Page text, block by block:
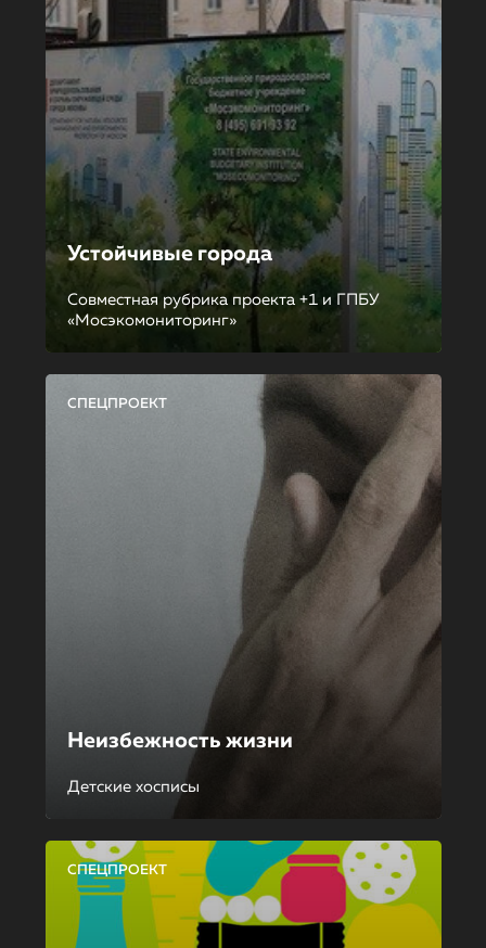
Устойчивые города
Совместная рубрика проекта +1 и ГПБУ
«Мосэкомониторинг»
СПЕЦПРОЕКТ
Неизбежность жизни
Детские хосписы
СПЕЦПРОЕКТ